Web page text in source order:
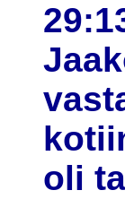
oli